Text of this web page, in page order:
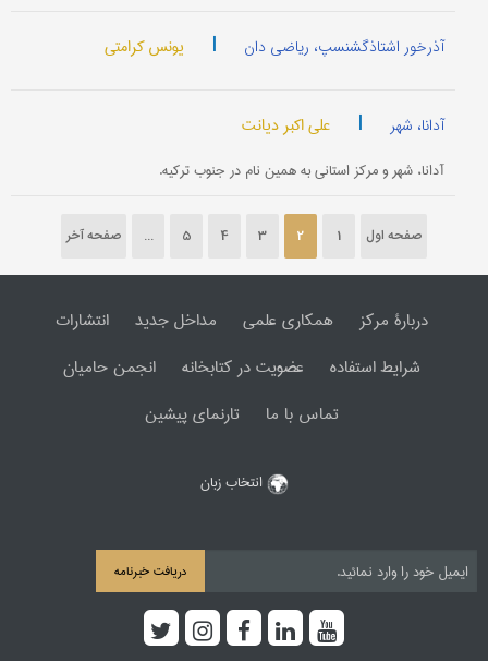
آذرخور اشتاذگشنسپ، ریاضی دان | یونس کرامتی
آدانا، شهر | علی اکبر دیانت
آدانا، شهر و مرکز استانی به همین نام در جنوب ترکیه.
صفحه اول 1
2
3
4
5
... صفحه آخر
دربارۀ مرکز همکاری علمی مداخل جدید
انتشارات
شرایط استفاده
عضویت در کتابخانه
انجمن حامیان
تماس با ما
تارنمای پیشین
انتخاب زبان
دریافت خبرنامه